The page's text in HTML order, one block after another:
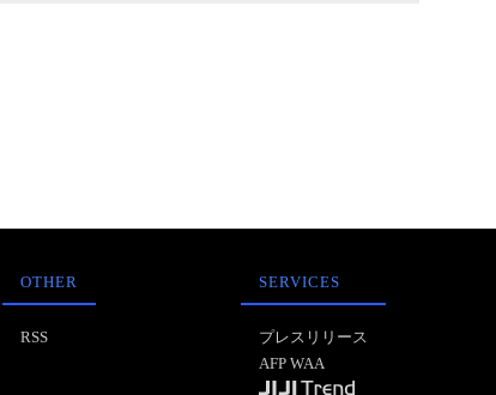
OTHER
RSS
SERVICES
プレスリリース
AFP WAA